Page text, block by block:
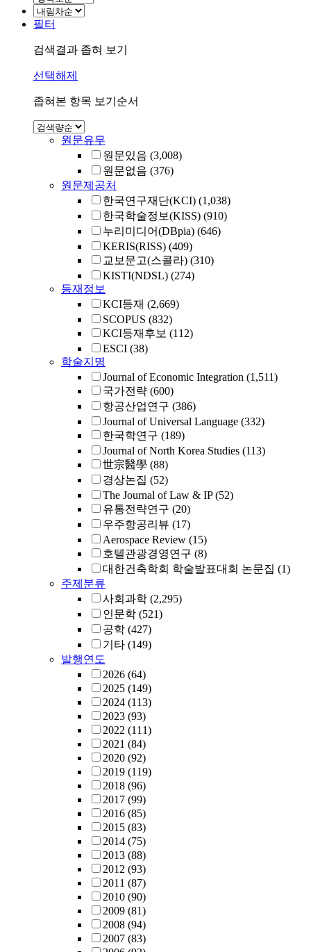
필터
검색결과 좁혀 보기
선택해제
좁혀본 항목 보기순서
원문유무
원문있음 (3,008)
원문없음 (376)
원문제공처
한국연구재단(KCI) (1,038)
한국학술정보(KISS) (910)
누리미디어(DBpia) (646)
KERIS(RISS) (409)
교보문고(스콜라) (310)
KISTI(NDSL) (274)
등재정보
KCI등재 (2,669)
SCOPUS (832)
KCI등재후보 (112)
ESCI (38)
학술지명
Journal of Economic Integration (1,511)
국가전략 (600)
항공산업연구 (386)
Journal of Universal Language (332)
한국학연구 (189)
Journal of North Korea Studies (113)
世宗醫學 (88)
경상논집 (52)
The Journal of Law & IP (52)
유통전략연구 (20)
우주항공리뷰 (17)
Aerospace Review (15)
호텔관광경영연구 (8)
대한건축학회 학술발표대회 논문집 (1)
주제분류
사회과학 (2,295)
인문학 (521)
공학 (427)
기타 (149)
발행연도
2026 (64)
2025 (149)
2024 (113)
2023 (93)
2022 (111)
2021 (84)
2020 (92)
2019 (119)
2018 (96)
2017 (99)
2016 (85)
2015 (83)
2014 (75)
2013 (88)
2012 (93)
2011 (87)
2010 (90)
2009 (81)
2008 (94)
2007 (83)